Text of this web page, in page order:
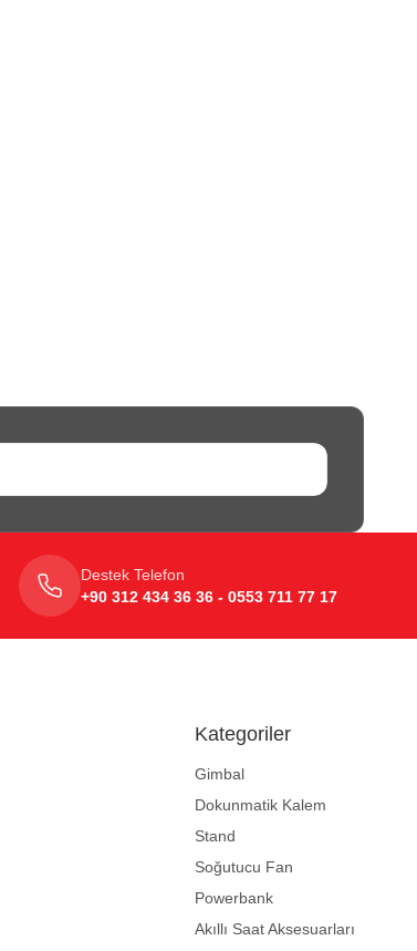
Destek Telefon
+90 312 434 36 36 - 0553 711 77 17
Kategoriler
Gimbal
Dokunmatik Kalem
Stand
Soğutucu Fan
Powerbank
Akıllı Saat Aksesuarları